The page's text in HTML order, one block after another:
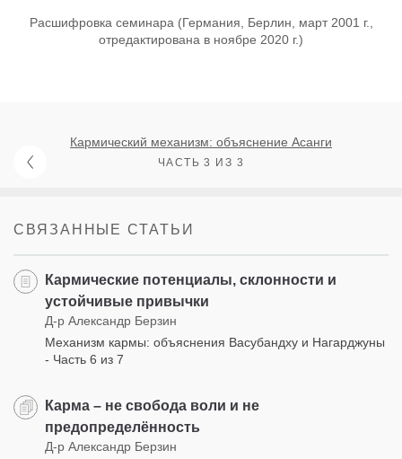
Расшифровка семинара (Германия, Берлин, март 2001 г.,
отредактирована в ноябре 2020 г.)
Кармический механизм: объяснение Асанги
ЧАСТЬ 3 ИЗ 3
СВЯЗАННЫЕ СТАТЬИ
Кармические потенциалы, склонности и
устойчивые привычки
Д-р Александр Берзин
Механизм кармы: объяснения Васубандху и Нагарджуны
- Часть 6 из 7
Карма – не свобода воли и не
предопределённость
Д-р Александр Берзин